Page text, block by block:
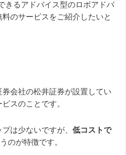
きるアドバイス型のロボアドバ
のサービスをご紹介したいと
券会社の松井証券が設置してい
スのことです。
は少ないですが、 低コストで
のが特徴です。